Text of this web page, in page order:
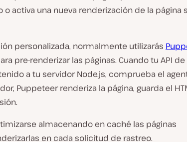
o activa una nueva renderización de la página
personalizada, normalmente utilizarás
pre-renderizar las páginas. Cuando tu API de
a tu servidor Node.js, comprueba el
Puppeteer renderiza la página, guarda el
almacenando en caché las páginas
en cada solicitud de rastreo.